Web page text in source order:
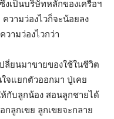
เป็นบริษัทหลักของเครือฯ
วามว่องไวก็จะน้อยลง
ามว่องไวกว่า
ลี่ยนมาขายของใช้ในชีวิต
จแยกตัวออกมา ปู่เคย
ห้กับลูกน้อง สอนลูกชายได้
กลูกเขย ลูกเขยจะกลาย